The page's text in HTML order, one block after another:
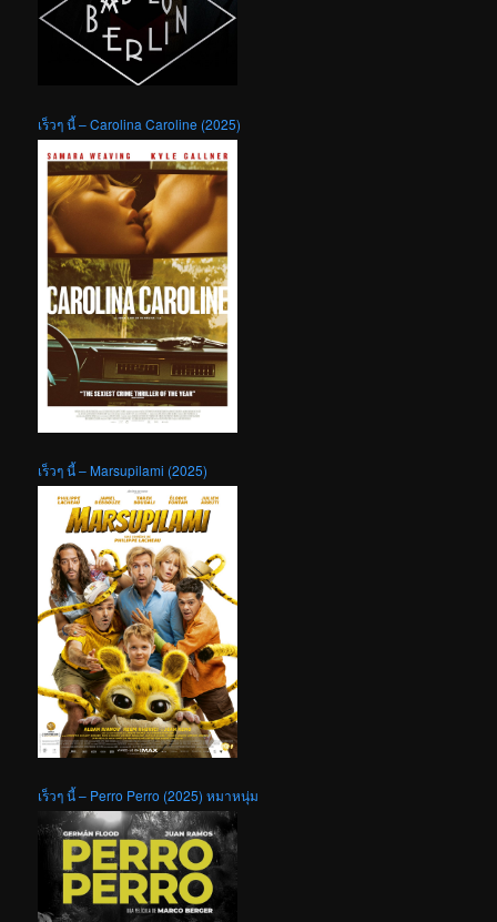
เร็วๆ นี้ – Carolina Caroline (2025)
เร็วๆ นี้ – Marsupilami (2025)
เร็วๆ นี้ – Perro Perro (2025) หมาหนุ่ม